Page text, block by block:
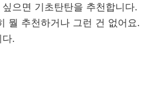
으면 기초탄탄을 추천합니다.
뭘 추천하거나 그런 건 없어요.
.